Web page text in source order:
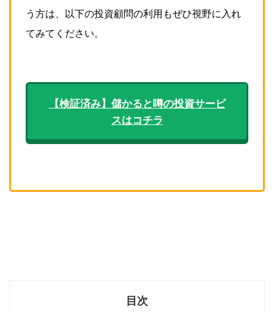
う方は、以下の投資顧問の利用もぜひ視野に入れ
てみてください。
【検証済み】儲かると噂の投資サービ
スはコチラ
目次